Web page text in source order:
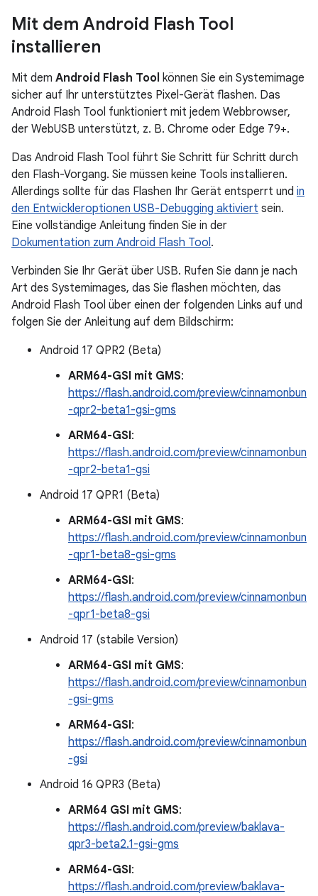
Mit dem Android Flash Tool
installieren
Mit dem Android Flash Tool können Sie ein Systemimage
sicher auf Ihr unterstütztes Pixel-Gerät flashen. Das
Android Flash Tool funktioniert mit jedem Webbrowser,
der WebUSB unterstützt, z. B. Chrome oder Edge 79+.
Das Android Flash Tool führt Sie Schritt für Schritt durch
den Flash-Vorgang. Sie müssen keine Tools installieren.
Allerdings sollte für das Flashen Ihr Gerät entsperrt und in
den Entwickleroptionen USB-Debugging aktiviert sein.
Eine vollständige Anleitung finden Sie in der
Dokumentation zum Android Flash Tool.
Verbinden Sie Ihr Gerät über USB. Rufen Sie dann je nach
Art des Systemimages, das Sie flashen möchten, das
Android Flash Tool über einen der folgenden Links auf und
folgen Sie der Anleitung auf dem Bildschirm:
Android 17 QPR2 (Beta)
ARM64-GSI mit GMS:
https://flash.android.com/preview/cinnamonbun
-qpr2-beta1-gsi-gms
ARM64-GSI:
https://flash.android.com/preview/cinnamonbun
-qpr2-beta1-gsi
Android 17 QPR1 (Beta)
ARM64-GSI mit GMS:
https://flash.android.com/preview/cinnamonbun
-qpr1-beta8-gsi-gms
ARM64-GSI:
https://flash.android.com/preview/cinnamonbun
-qpr1-beta8-gsi
Android 17 (stabile Version)
ARM64-GSI mit GMS:
https://flash.android.com/preview/cinnamonbun
-gsi-gms
ARM64-GSI:
https://flash.android.com/preview/cinnamonbun
-gsi
Android 16 QPR3 (Beta)
ARM64 GSI mit GMS:
https://flash.android.com/preview/baklava-
qpr3-beta2.1-gsi-gms
ARM64-GSI:
https://flash.android.com/preview/baklava-